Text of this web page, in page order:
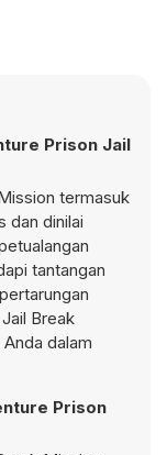
Prison Jail
termasuk
dan dinilai
tantangan
Break
dalam
Prison